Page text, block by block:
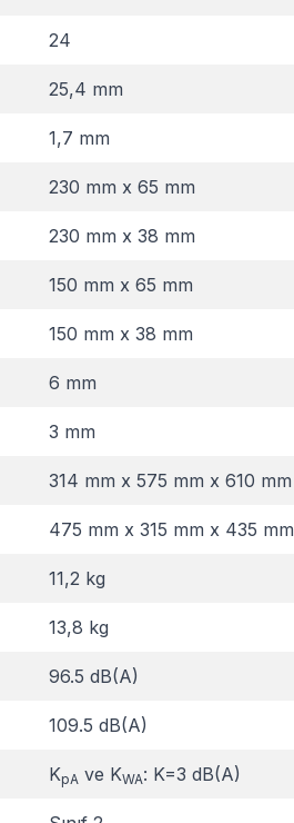
24
25,4 mm
1,7 mm
230 mm x 65 mm
230 mm x 38 mm
150 mm x 65 mm
150 mm x 38 mm
6 mm
3 mm
314 mm x 575 mm x 610 mm
475 mm x 315 mm x 435 mm
11,2 kg
13,8 kg
96.5 dB(A)
109.5 dB(A)
KpA ve KWA: K=3 dB(A)